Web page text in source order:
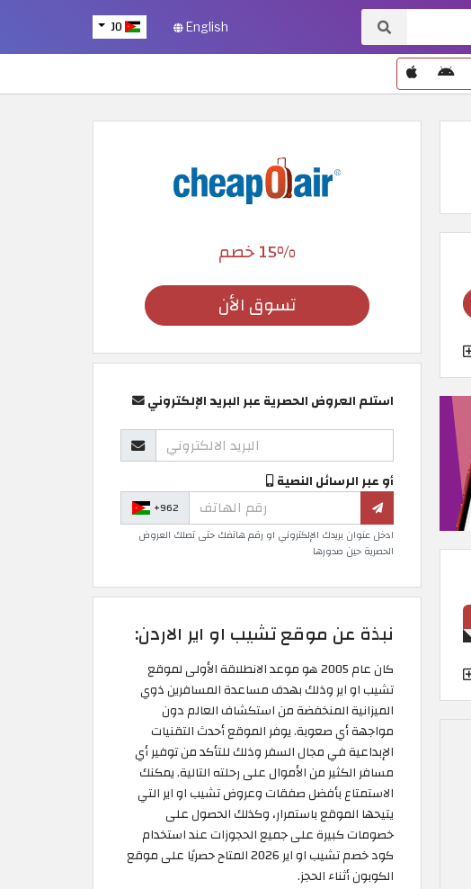
JO English
15% خصم
تسوق الأن
استلم العروض الحصرية عبر البريد الإلكتروني
أو عبر الرسائل النصية
+962
ادخل عنوان بريدك الإلكتروني او رقم هاتفك حتى تصلك العروض
الحصرية حين صدورها
نبذة عن موقع تشيب او اير الاردن:
كان عام 2005 هو موعد الانطلاقة الأولى لموقع
تشيب او اير وذلك بهدف مساعدة المسافرين ذوي
الميزانية المنخفضة من استكشاف العالم دون
مواجهة أي صعوبة. يوفر الموقع أحدث التقنيات
الإبداعية في مجال السفر وذلك للتأكد من توفير أي
مسافر الكثير من الأموال على رحلته التالية. يمكنك
الاستمتاع بأفضل صفقات وعروض تشيب او اير التي
يتيحها الموقع باستمرار، وكذلك الحصول على
خصومات كبيرة على جميع الحجوزات عند استخدام
كود خصم تشيب او اير 2026 المتاح حصريًا على موقع
الكوبون أثناء الحجز.